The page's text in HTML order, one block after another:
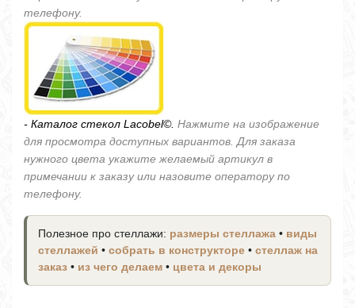
телефону.
- Каталог стекол Lacobel©. Нажмите на изображение
для просмотра доступных вариантов. Для заказа
нужного цвета укажите желаемый артикул в
примечании к заказу или назовите оператору по
телефону.
Полезное про стеллажи: размеры стеллажа • виды
стеллажей • собрать в конструкторе • стеллаж на
заказ • из чего делаем • цвета и декоры